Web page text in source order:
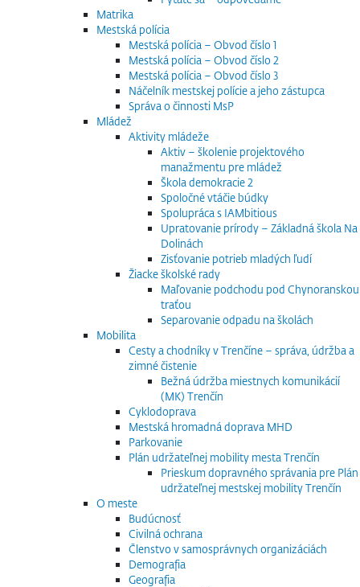
Matrika
Mestská polícia
Mestská polícia – Obvod číslo 1
Mestská polícia – Obvod číslo 2
Mestská polícia – Obvod číslo 3
Náčelník mestskej polície a jeho zástupca
Správa o činnosti MsP
Mládež
Aktivity mládeže
Aktiv – školenie projektového
manažmentu pre mládež
Škola demokracie 2
Spoločné vtáčie búdky
Spolupráca s IAMbitious
Upratovanie prírody – Základná škola Na
Dolinách
Zisťovanie potrieb mladých ľudí
Žiacke školské rady
Maľovanie podchodu pod Chynoranskou
traťou
Separovanie odpadu na školách
Mobilita
Cesty a chodníky v Trenčíne – správa, údržba a
zimné čistenie
Bežná údržba miestnych komunikácií
(MK) Trenčín
Cyklodoprava
Mestská hromadná doprava MHD
Parkovanie
Plán udržateľnej mobility mesta Trenčín
Prieskum dopravného správania pre Plán
udržateľnej mestskej mobility Trenčín
O meste
Budúcnosť
Civilná ochrana
Členstvo v samosprávnych organizáciách
Demografia
Geografia